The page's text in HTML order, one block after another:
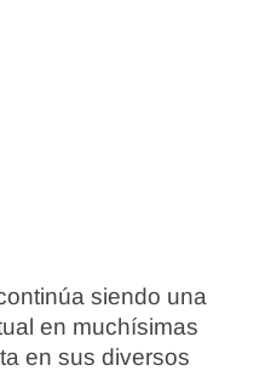
siendo una
en muchísimas
en sus diversos